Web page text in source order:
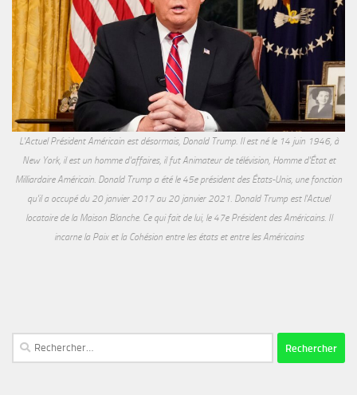
L'Actuel Président Américain est désormais, Donald Trump. Il est né le 14 juin 1946, à
New York, il est un homme d'affaires, il fut Animateur de télévision, Homme d'État et
Milliardaire Américain. Donald Trump a été le 45e président des États-Unis, une fonction
qu'il a occupé du 20 janvier 2017 au 20 janvier 2021. Donald Trump est l'Actuel
locataire de la Maison Blanche. Ce qui fait de lui, le 47e Président des Américains. Il
incarne la Paix et la Cohésion entre les états et entre les Américains
Rechercher :